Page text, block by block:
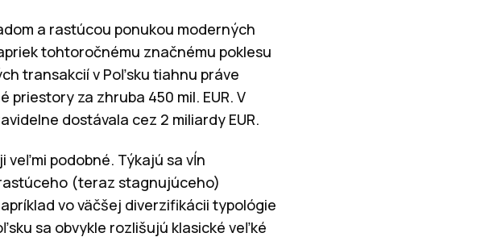
a rastúcou ponukou moderných
tohtoročnému značnému poklesu
transakcií v Poľsku tiahnu práve
za zhruba 450 mil. EUR. V
dostávala cez 2 miliardy EUR.
veľmi podobné. Týkajú sa vĺn
(teraz stagnujúceho)
vo väčšej diverzifikácii typológie
sa obvykle rozlišujú klasické veľké